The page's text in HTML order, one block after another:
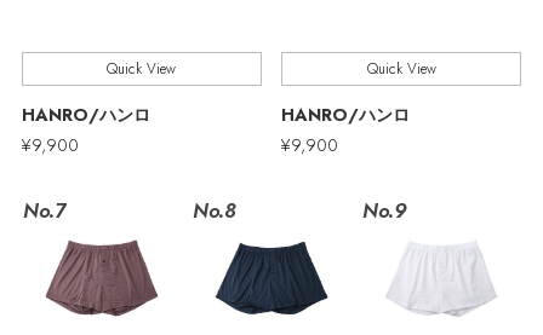
スーツケース
ポーチ
チャーム・ストラップ
アンクレット
水着・スイムウェア
NEW IN BRAND
HOT STYLE
Quick View
HANRO/ハンロ
¥9,900
Quick View
HANRO/ハンロ
¥9,900
No.7 No.8 No.9